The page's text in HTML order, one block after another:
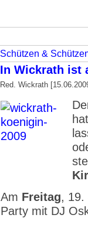
Schützen &
In Wickrath ist
Red. Wickrath
Am Freitag, 19.
Party mit DJ